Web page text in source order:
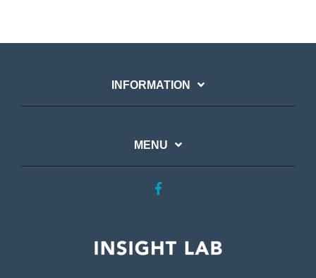
INFORMATION
MENU